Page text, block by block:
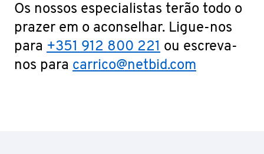
Os nossos especialistas terão todo o
prazer em o aconselhar. Ligue-nos
para +351 912 800 221 ou escreva-
nos para carrico@netbid.com